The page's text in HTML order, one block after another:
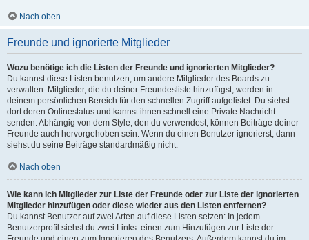
Nach oben
Freunde und ignorierte Mitglieder
Wozu benötige ich die Listen der Freunde und ignorierten Mitglieder?
Du kannst diese Listen benutzen, um andere Mitglieder des Boards zu
verwalten. Mitglieder, die du deiner Freundesliste hinzufügst, werden in
deinem persönlichen Bereich für den schnellen Zugriff aufgelistet. Du siehst
dort deren Onlinestatus und kannst ihnen schnell eine Private Nachricht
senden. Abhängig von dem Style, den du verwendest, können Beiträge deiner
Freunde auch hervorgehoben sein. Wenn du einen Benutzer ignorierst, dann
siehst du seine Beiträge standardmäßig nicht.
Nach oben
Wie kann ich Mitglieder zur Liste der Freunde oder zur Liste der ignorierten
Mitglieder hinzufügen oder diese wieder aus den Listen entfernen?
Du kannst Benutzer auf zwei Arten auf diese Listen setzen: In jedem
Benutzerprofil siehst du zwei Links: einen zum Hinzufügen zur Liste der